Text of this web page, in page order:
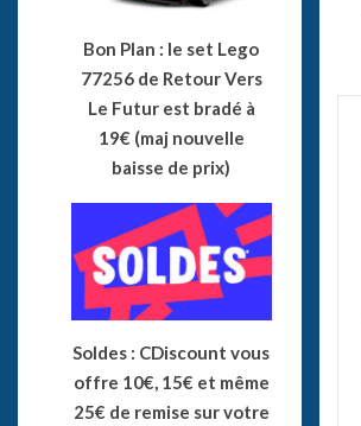
Bon Plan : le set Lego
77256 de Retour Vers
Le Futur est bradé à
19€ (maj nouvelle
baisse de prix)
Soldes : CDiscount vous
offre 10€, 15€ et même
25€ de remise sur votre